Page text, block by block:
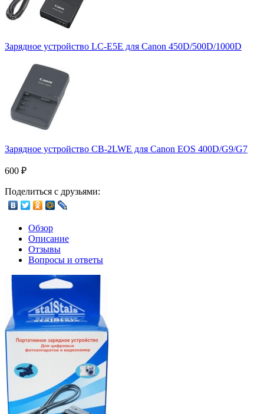
Зарядное устройство LC-E5E для Canon 450D/500D/1000D
Зарядное устройство CB-2LWE для Canon EOS 400D/G9/G7
600 ₽
Поделиться с друзьями:
Обзор
Описание
Отзывы
Вопросы и ответы